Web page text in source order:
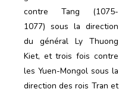
contre Tang (1075-
1077) sous la direction
du général Ly Thuong
Kiet, et trois fois contre
les Yuen-Mongol sous la
direction des rois Tran et